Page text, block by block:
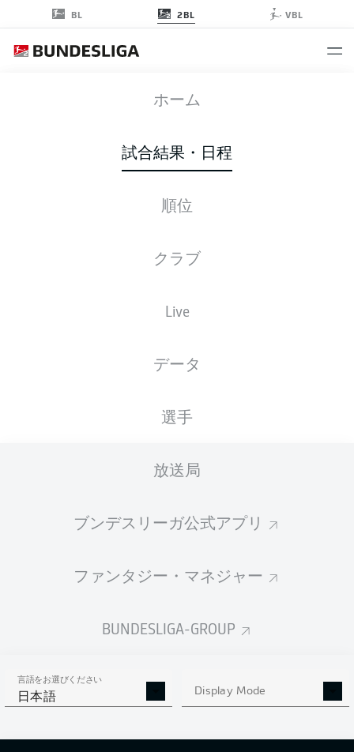
BL 2BL VBL
ホーム
試合結果・日程
順位
クラブ
Live
データ
選手
放送局
ブンデスリーガ公式アプリ
ファンタジー・マネジャー
BUNDESLIGA-GROUP
言語をお選びください
日本語 Display Mode
OSN BSC
2 1
スターティングメンバー
435 517
84 % 成功率 88 %